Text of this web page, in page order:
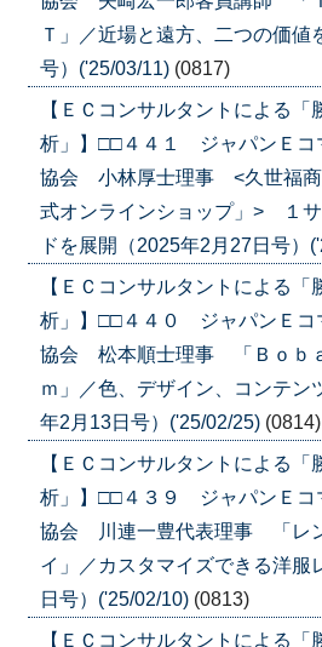
Ｔ」／近場と遠方、二つの価値
号）('25/03/11) (0817)
【ＥＣコンサルタントによる「
析」】□□４４１ ジャパンＥコ
協会 小林厚士理事 <久世福商
式オンラインショップ」> １
ドを展開（2025年2月27日号）
【ＥＣコンサルタントによる「
析」】□□４４０ ジャパンＥコ
協会 松本順士理事 「Ｂｏｂ
ｍ」／色、デザイン、コンテン
年2月13日号）('25/02/25) (0814)
【ＥＣコンサルタントによる「
析」】□□４３９ ジャパンＥコ
協会 川連一豊代表理事 「レ
イ」／カスタマイズできる洋服
日号）('25/02/10) (0813)
【ＥＣコンサルタントによる「